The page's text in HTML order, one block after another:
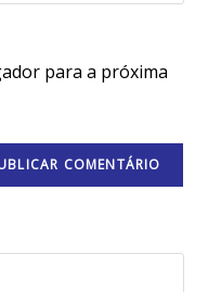
para a próxima